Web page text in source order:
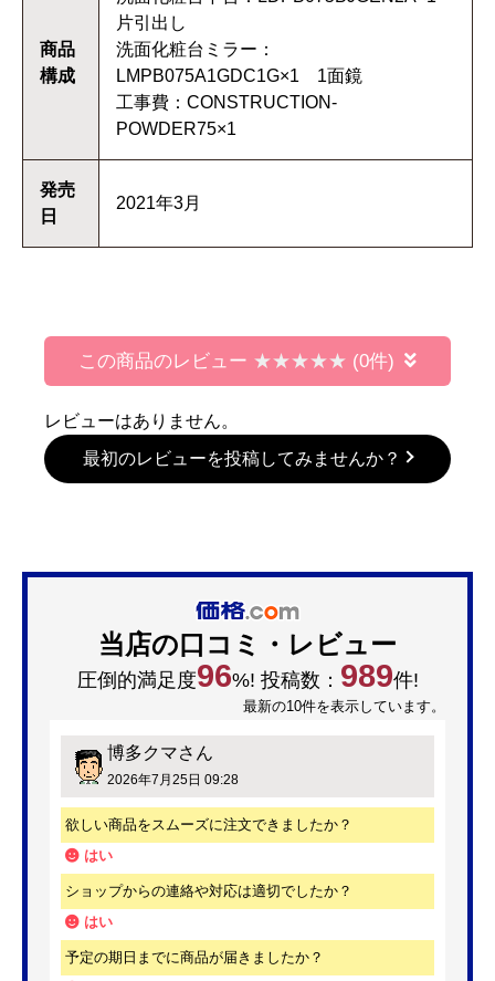
商品
構成
片引出し
洗面化粧台ミラー：
LMPB075A1GDC1G×1 1面鏡
工事費：CONSTRUCTION-
POWDER75×1
発売
日
2021年3月
この商品のレビュー (0件)
レビューはありません。
最初のレビューを投稿してみませんか？
当店の口コミ・レビュー
圧倒的満足度96%! 投稿数： 989件!
最新の10件を表示しています。
博多クマさん
2026年7月25日 09:28
欲しい商品をスムーズに注文できましたか？
はい
ショップからの連絡や対応は適切でしたか？
はい
予定の期日までに商品が届きましたか？